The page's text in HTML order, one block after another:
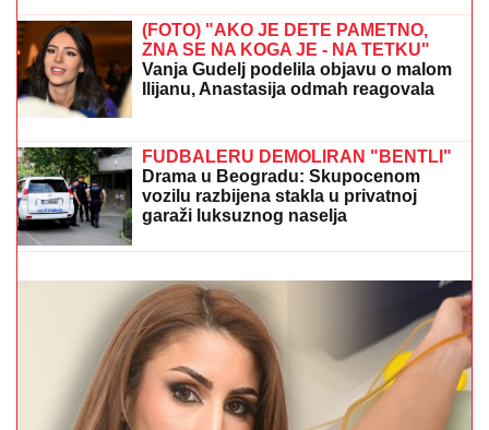
Komšije progovorile o PORODICI
Jovane Jeremić: "Brat joj je otišao, jer
se posvađao sa roditeljima"
Vanja Gudelj podelila objavu o malom
Ilijanu, Anastasija odmah reagovala